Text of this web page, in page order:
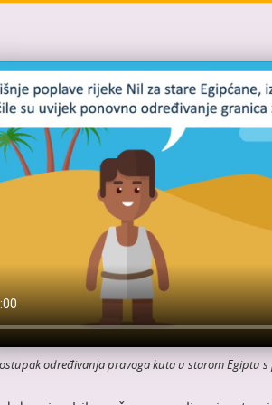
određivanja pravoga kuta u starom Egiptu s